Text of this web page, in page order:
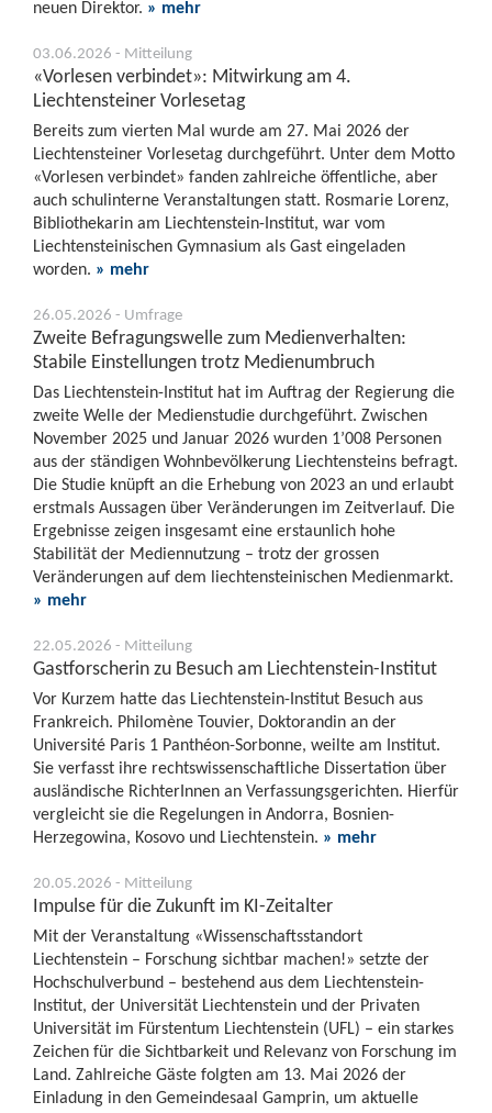
neuen Direktor. » mehr
03.06.2026 - Mitteilung
«Vorlesen verbindet»: Mitwirkung am 4.
Liechtensteiner Vorlesetag
Bereits zum vierten Mal wurde am 27. Mai 2026 der
Liechtensteiner Vorlesetag durchgeführt. Unter dem Motto
«Vorlesen verbindet» fanden zahlreiche öffentliche, aber
auch schulinterne Veranstaltungen statt. Rosmarie Lorenz,
Bibliothekarin am Liechtenstein-Institut, war vom
Liechtensteinischen Gymnasium als Gast eingeladen
worden. » mehr
26.05.2026 - Umfrage
Zweite Befragungswelle zum Medienverhalten:
Stabile Einstellungen trotz Medienumbruch
Das Liechtenstein-Institut hat im Auftrag der Regierung die
zweite Welle der Medienstudie durchgeführt. Zwischen
November 2025 und Januar 2026 wurden 1’008 Personen
aus der ständigen Wohnbevölkerung Liechtensteins befragt.
Die Studie knüpft an die Erhebung von 2023 an und erlaubt
erstmals Aussagen über Veränderungen im Zeitverlauf. Die
Ergebnisse zeigen insgesamt eine erstaunlich hohe
Stabilität der Mediennutzung – trotz der grossen
Veränderungen auf dem liechtensteinischen Medienmarkt.
» mehr
22.05.2026 - Mitteilung
Gastforscherin zu Besuch am Liechtenstein-Institut
Vor Kurzem hatte das Liechtenstein-Institut Besuch aus
Frankreich. Philomène Touvier, Doktorandin an der
Université Paris 1 Panthéon-Sorbonne, weilte am Institut.
Sie verfasst ihre rechtswissenschaftliche Dissertation über
ausländische RichterInnen an Verfassungsgerichten. Hierfür
vergleicht sie die Regelungen in Andorra, Bosnien-
Herzegowina, Kosovo und Liechtenstein. » mehr
20.05.2026 - Mitteilung
Impulse für die Zukunft im KI-Zeitalter
Mit der Veranstaltung «Wissenschaftsstandort
Liechtenstein – Forschung sichtbar machen!» setzte der
Hochschulverbund – bestehend aus dem Liechtenstein-
Institut, der Universität Liechtenstein und der Privaten
Universität im Fürstentum Liechtenstein (UFL) – ein starkes
Zeichen für die Sichtbarkeit und Relevanz von Forschung im
Land. Zahlreiche Gäste folgten am 13. Mai 2026 der
Einladung in den Gemeindesaal Gamprin, um aktuelle